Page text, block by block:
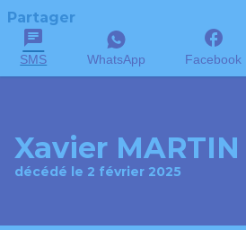
Partager
SMS WhatsApp Facebook
Xavier MARTIN
décédé le 2 février 2025